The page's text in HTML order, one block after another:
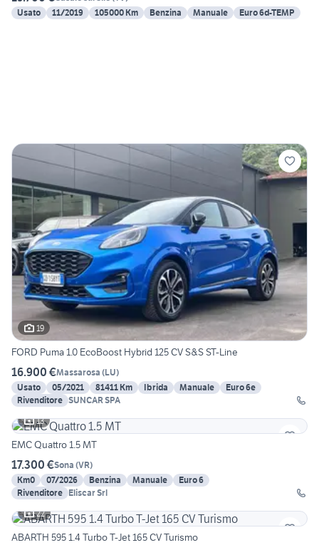
Usato
11/2019 105000 Km Benzina Manuale Euro 6d-TEMP
19
FORD Puma 1.0 EcoBoost Hybrid 125 CV S&S ST-Line
16.900 €Massarosa (LU)
Usato
05/2021 81411 Km Ibrida Manuale
Euro 6e
Rivenditore SUNCAR SPA
13
EMC Quattro 1.5 MT
17.300 €Sona (VR)
Km0
07/2026 Benzina Manuale
Euro 6
Rivenditore Eliscar Srl
22
ABARTH 595 1.4 Turbo T-Jet 165 CV Turismo